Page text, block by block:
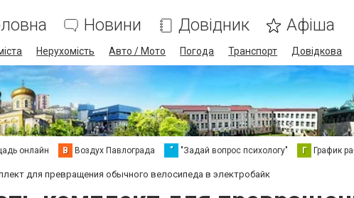
Новини Довідник Афіша
Нерухомість Авто / Мото Погода Транспорт Довідкова
онлайн В Воздух Павлограда " "Задай вопрос психологу" Г График
для превращения обычного велосипеда в электробайк